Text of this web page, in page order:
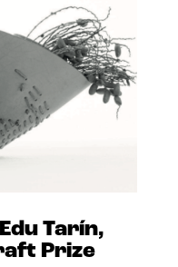
Tarín,
Prize